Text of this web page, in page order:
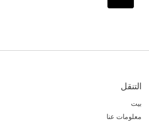
التنقل
بيت
معلومات عنا